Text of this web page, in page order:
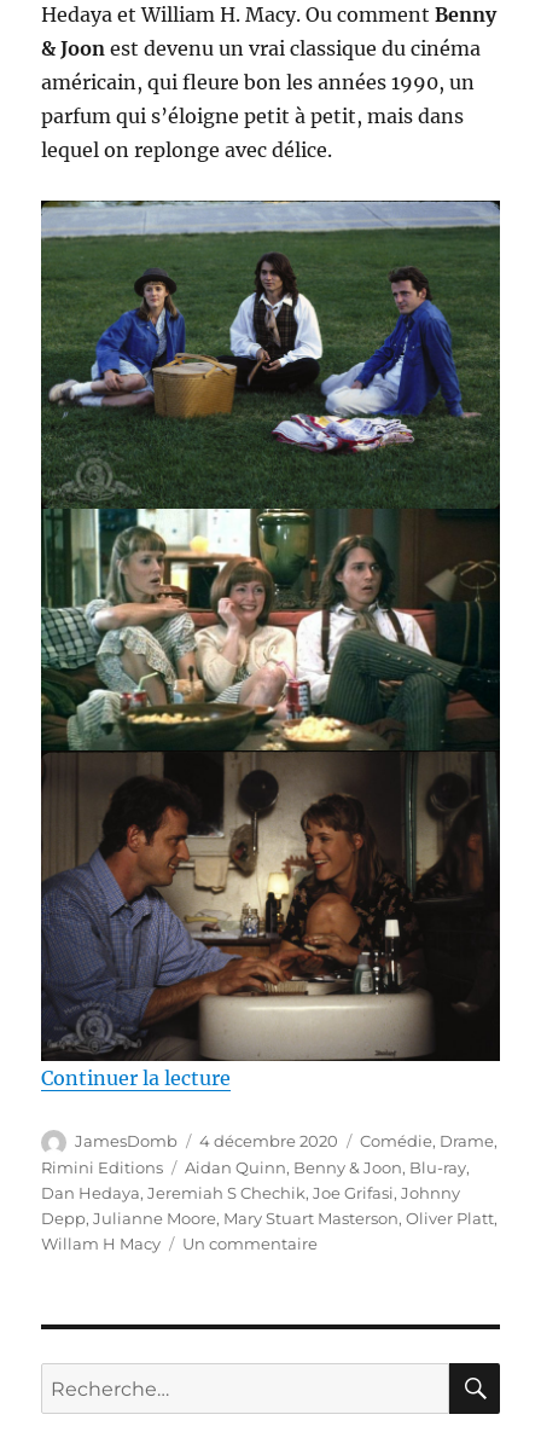
Hedaya et William H. Macy. Ou commentBenny
& Joon est devenu un vrai classique du cinéma
américain, qui fleure bon les années 1990, un
parfum qui s’éloigne petit à petit, mais dans
lequel on replonge avec délice.
Continuer la lecture
Auteur
JamesDomb
Publié
le
4 décembre 2020 Catégories
Comédie, Drame,
Rimini Editions
Étiquettes
Aidan Quinn, Benny & Joon, Blu-ray,
Dan Hedaya,Jeremiah S Chechik,Joe Grifasi,Johnny
Depp,Julianne Moore, Mary Stuart Masterson,Oliver Platt,
Willam H Macy
Un commentairesur
Benny
Joon,
Recherche
pour :